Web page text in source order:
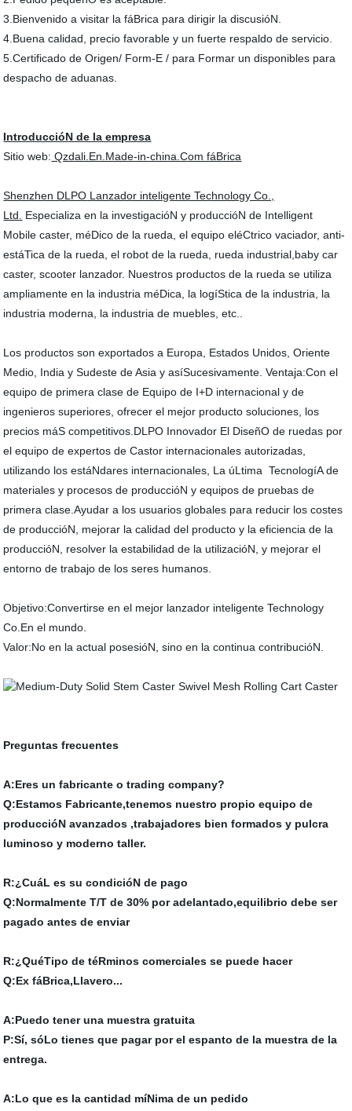
3.Bienvenido a visitar la fáBrica para dirigir la discusióN.
4.Buena calidad, precio favorable y un fuerte respaldo de servicio.
5.Certificado de Origen/ Form-E / para Formar un disponibles para
despacho de aduanas.
IntroduccióN de la empresa
Sitio web: Qzdali.En.Made-in-china.Com fáBrica
Shenzhen DLPO Lanzador inteligente Technology Co.,
Ltd.
Especializa en la investigacióN y produccióN de Intelligent
Mobile caster, méDico de la rueda, el equipo eléCtrico vaciador, anti-
estáTica de la rueda, el robot de la rueda, rueda industrial,baby car
caster, scooter lanzador. Nuestros productos de la rueda se utiliza
ampliamente en la industria méDica, la logíStica de la industria, la
industria moderna, la industria de muebles, etc..
Los productos son exportados a Europa, Estados Unidos, Oriente
Medio, India y Sudeste de Asia y asíSucesivamente. Ventaja:Con el
equipo de primera clase de Equipo de I+D internacional y de
ingenieros superiores, ofrecer el mejor producto soluciones, los
precios máS competitivos.DLPO Innovador El DiseñO de ruedas por
el equipo de expertos de Castor internacionales autorizadas,
utilizando los estáNdares internacionales, La úLtima TecnologíA de
materiales y procesos de produccióN y equipos de pruebas de
primera clase.Ayudar a los usuarios globales para reducir los costes
de produccióN, mejorar la calidad del producto y la eficiencia de la
produccióN, resolver la estabilidad de la utilizacióN, y mejorar el
entorno de trabajo de los seres humanos.
Objetivo:Convertirse en el mejor lanzador inteligente Technology
Co.En el mundo.
Valor:No en la actual posesióN, sino en la continua contribucióN.
Preguntas frecuentes
A:Eres un fabricante o trading company?
Q:Estamos Fabricante,tenemos nuestro propio equipo de
produccióN avanzados ,trabajadores bien formados y pulcra
luminoso y moderno taller.
R:¿CuáL es su condicióN de pago
Q:Normalmente T/T de 30% por adelantado,equilibrio debe ser
pagado antes de enviar
R:¿QuéTipo de téRminos comerciales se puede hacer
Q:Ex fáBrica,Llavero...
A:Puedo tener una muestra gratuita
P:Sí, sóLo tienes que pagar por el espanto de la muestra de la
entrega.
A:Lo que es la cantidad míNima de un pedido